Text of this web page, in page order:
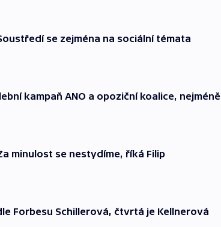
se zejména na sociální témata
kampaň ANO a opoziční koalice, nejméně
minulost se nestydíme, říká Filip
Forbesu Schillerová, čtvrtá je Kellnerová